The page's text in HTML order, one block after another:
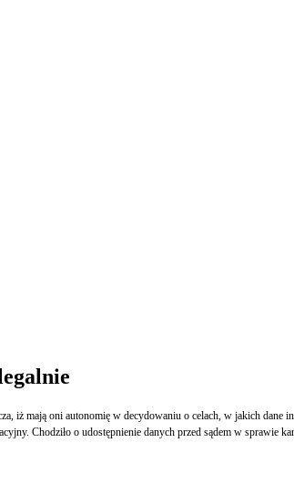
iż mają oni autonomię w decydowaniu o celach, w jakich
Chodziło o udostępnienie danych przed sądem w sprawie